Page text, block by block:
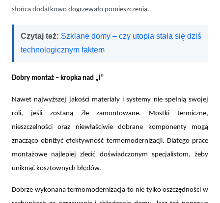
słońca dodatkowo dogrzewało pomieszczenia.
Czytaj też: Szklane domy – czy utopia stała się dziś
technologicznym faktem
Dobry montaż – kropka nad „i”
Nawet najwyższej jakości materiały i systemy nie spełnią swojej
roli, jeśli zostaną źle zamontowane. Mostki termiczne,
nieszczelności oraz niewłaściwie dobrane komponenty mogą
znacząco obniżyć efektywność termomodernizacji. Dlatego prace
montażowe najlepiej zlecić doświadczonym specjalistom, żeby
uniknąć kosztownych błędów.
Dobrze wykonana termomodernizacja to nie tylko oszczędności w